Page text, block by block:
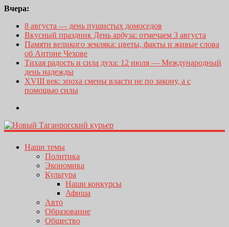
Вчера:
8 августа — день пушистых домоседов
Вкусный праздник День арбуза: отмечаем 3 августа
Памяти великого земляка: цветы, факты и живые слова
об Антоне Чехове
Тихая радость и сила духа: 12 июля — Международный
день надежды
XVIII век: эпоха смены власти не по закону, а с
помощью силы
Наши темы
Политика
Экономика
Культура
Наши конкурсы
Афиша
Авто
Образование
Общество